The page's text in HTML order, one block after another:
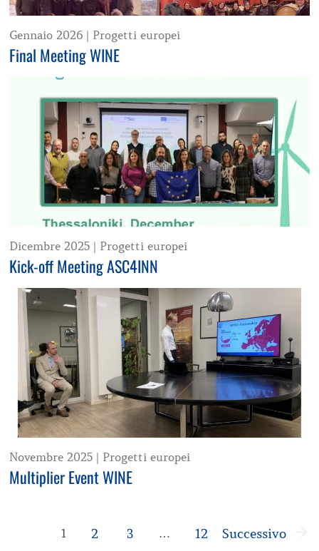
Gennaio 2026 | Progetti europei
Final Meeting WINE
Dicembre 2025 | Progetti europei
Kick-off Meeting ASC4INN
Novembre 2025 | Progetti europei
Multiplier Event WINE
1 2 3 … 12 Successivo